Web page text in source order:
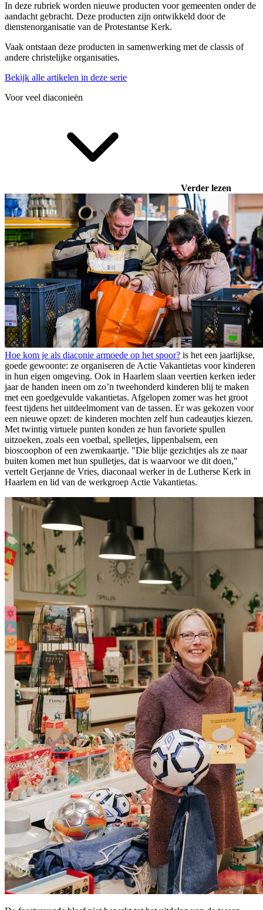
In deze rubriek worden nieuwe producten voor gemeenten onder de
aandacht gebracht. Deze producten zijn ontwikkeld door de
dienstenorganisatie van de Protestantse Kerk.
Vaak ontstaan deze producten in samenwerking met de classis of
andere christelijke organisaties.
Bekijk alle artikelen in deze serie
Voorveel diaconieën
Verder lezen
Hoe kom je als diaconie armoede op het spoor? is het een jaarlijkse,
goede gewoonte: ze organiseren de Actie Vakantietas voor kinderen
in hun eigen omgeving. Ook in Haarlem slaan veertien kerken ieder
jaar de handen ineen om zo’n tweehonderd kinderen blij te maken
met een goedgevulde vakantietas. Afgelopen zomer was het groot
feest tijdens het uitdeelmoment van de tassen. Er was gekozen voor
een nieuwe opzet: de kinderen mochten zelf hun cadeautjes kiezen.
Met twintig virtuele punten konden ze hun favoriete spullen
uitzoeken, zoals een voetbal, spelletjes, lippenbalsem, een
bioscoopbon of een zwemkaartje. "Die blije gezichtjes als ze naar
buiten komen met hun spulletjes, dat is waarvoor we dit doen,"
vertelt Gerjanne de Vries, diaconaal werker in de Lutherse Kerk in
Haarlem en lid van de werkgroep Actie Vakantietas.